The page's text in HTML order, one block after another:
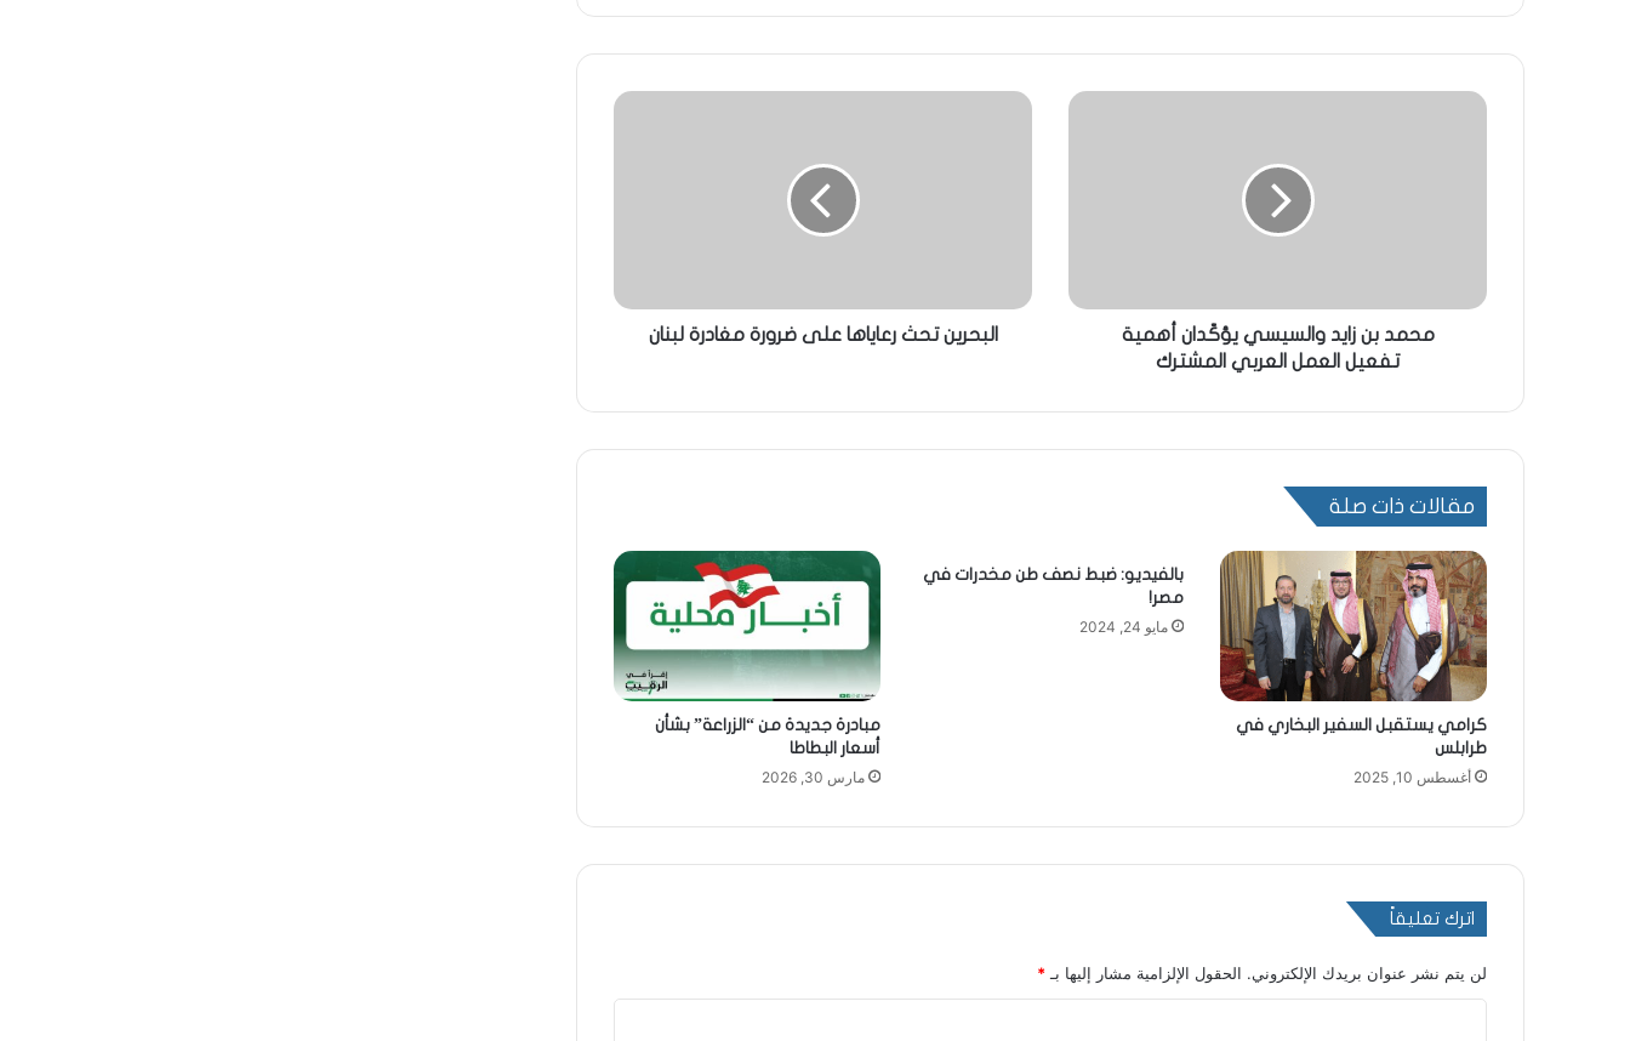
محمد بن زايد والسيسي يؤكّدان أهمية
تفعيل العمل العربي المشترك
البحرين تحث رعاياها على ضرورة مغادرة لبنان
مقالات ذات صلة
كرامي يستقبل السفير البخاري في
طرابلس
أغسطس 10, 2025
بالفيديو: ضبط نصف طن مخدرات في
مصر!
مايو 24, 2024
مبادرة جديدة من “الزراعة” بشأن
أسعار البطاطا
مارس 30, 2026
اترك تعليقاً
لن يتم نشر عنوان بريدك الإلكتروني. الحقول الإلزامية مشار إليها بـ *